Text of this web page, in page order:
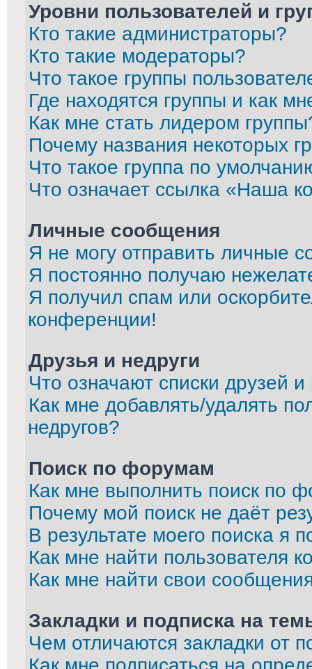
Уровни пользователей и
Кто такие администраторы?
Кто такие модераторы?
Что такое группы
Где находятся группы и как
Как мне стать лидером
Почему названия некоторых
Что такое группа по
Что означает ссылка «Наша
Личные сообщения
Я не могу отправить личные
Я постоянно получаю
Я получил спам или
конференции!
Друзья и недруги
Что означают списки друзей и
Как мне добавлять/удалять
недругов?
Поиск по форумам
Как мне выполнить поиск по
Почему мой поиск не даёт
В результате моего поиска я
Как мне найти пользователя
Как мне найти свои
Закладки и подписка на
Чем отличаются закладки от